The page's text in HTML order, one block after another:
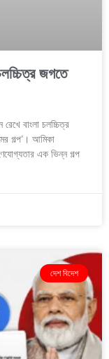
জগতে
বাংলা চলচ্চিত্র
গল্প’। আমিকা
এক ভিন্ন গল্প
দেশ বিদেশ